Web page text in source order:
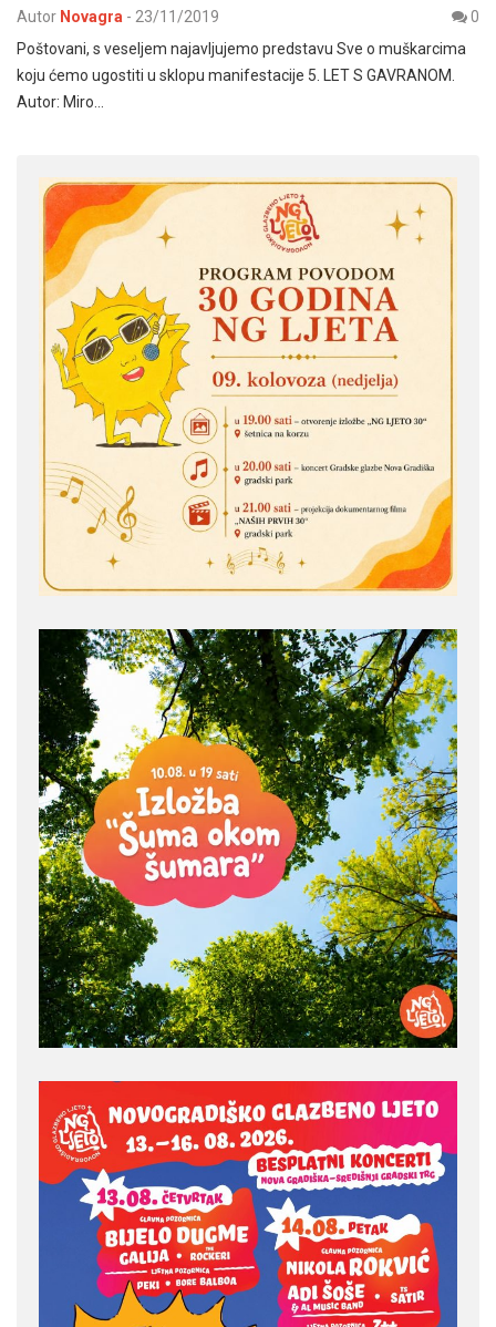
Autor Novagra - 23/11/2019
0
Poštovani, s veseljem najavljujemo predstavu Sve o muškarcima
koju ćemo ugostiti u sklopu manifestacije 5. LET S GAVRANOM.
Autor: Miro…